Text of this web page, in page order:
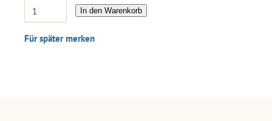
In den Warenkorb
Für später merken